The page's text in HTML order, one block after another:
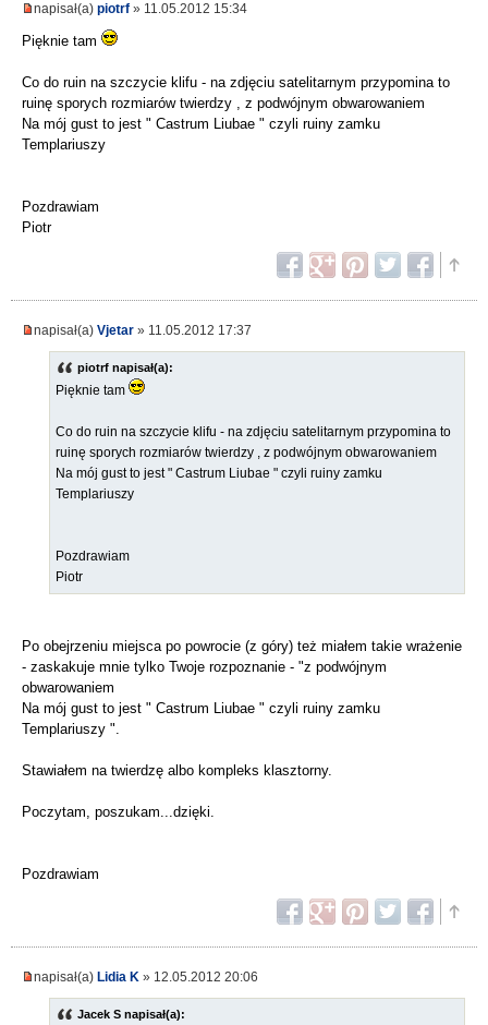
napisał(a) piotrf » 11.05.2012 15:34
Pięknie tam
Co do ruin na szczycie klifu - na zdjęciu satelitarnym przypomina to
ruinę sporych rozmiarów twierdzy , z podwójnym obwarowaniem
Na mój gust to jest " Castrum Liubae " czyli ruiny zamku
Templariuszy
Pozdrawiam
Piotr
napisał(a) Vjetar » 11.05.2012 17:37
piotrf napisał(a):
Pięknie tam
Co do ruin na szczycie klifu - na zdjęciu satelitarnym przypomina to
ruinę sporych rozmiarów twierdzy , z podwójnym obwarowaniem
Na mój gust to jest " Castrum Liubae " czyli ruiny zamku
Templariuszy
Pozdrawiam
Piotr
Po obejrzeniu miejsca po powrocie (z góry) też miałem takie wrażenie
- zaskakuje mnie tylko Twoje rozpoznanie - "z podwójnym
obwarowaniem
Na mój gust to jest " Castrum Liubae " czyli ruiny zamku
Templariuszy ".
Stawiałem na twierdzę albo kompleks klasztorny.
Poczytam, poszukam...dzięki.
Pozdrawiam
napisał(a) Lidia K » 12.05.2012 20:06
Jacek S napisał(a):